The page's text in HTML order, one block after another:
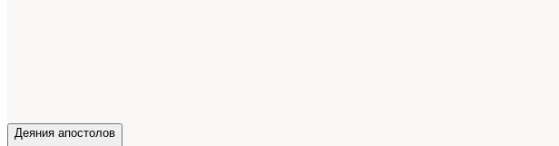
Деяния апостолов